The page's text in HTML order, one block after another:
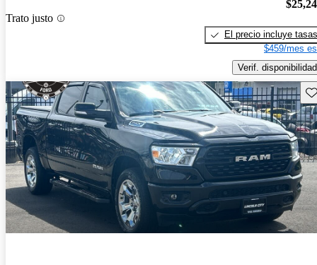
Trato justo
El precio incluye tasas
$459/mes
Verif. disponibilidad